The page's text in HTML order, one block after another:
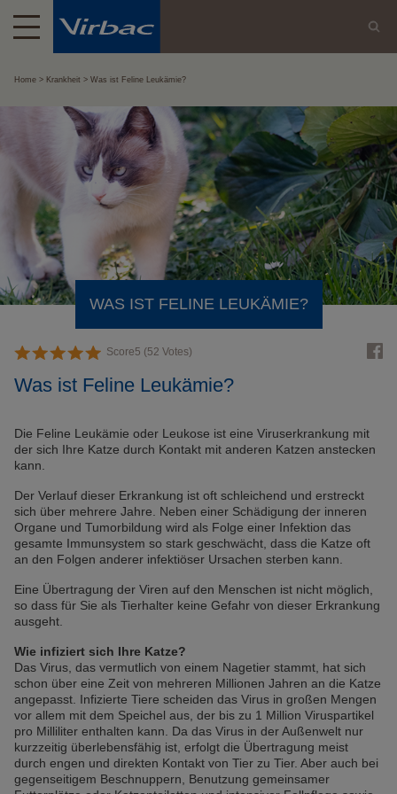
Home Krankheit Was ist Feline Leukämie?
WAS IST FELINE LEUKÄMIE?
Score5 (52 Votes)
Was ist Feline Leukämie?
Die Feline Leukämie oder Leukose ist eine Viruserkrankung mit
der sich Ihre Katze durch Kontakt mit anderen Katzen anstecken
kann.
Der Verlauf dieser Erkrankung ist oft schleichend und erstreckt
sich über mehrere Jahre. Neben einer Schädigung der inneren
Organe und Tumorbildung wird als Folge einer Infektion das
gesamte Immunsystem so stark geschwächt, dass die Katze oft
an den Folgen anderer infektiöser Ursachen sterben kann.
Eine Übertragung der Viren auf den Menschen ist nicht möglich,
so dass für Sie als Tierhalter keine Gefahr von dieser Erkrankung
ausgeht.
Wie infiziert sich Ihre Katze?
Das Virus, das vermutlich von einem Nagetier stammt, hat sich
schon über eine Zeit von mehreren Millionen Jahren an die Katze
angepasst. Infizierte Tiere scheiden das Virus in großen Mengen
vor allem mit dem Speichel aus, der bis zu 1 Million Viruspartikel
pro Milliliter enthalten kann. Da das Virus in der Außenwelt nur
kurzzeitig überlebensfähig ist, erfolgt die Übertragung meist
durch engen und direkten Kontakt von Tier zu Tier. Aber auch bei
gegenseitigem Beschnuppern, Benutzung gemeinsamer